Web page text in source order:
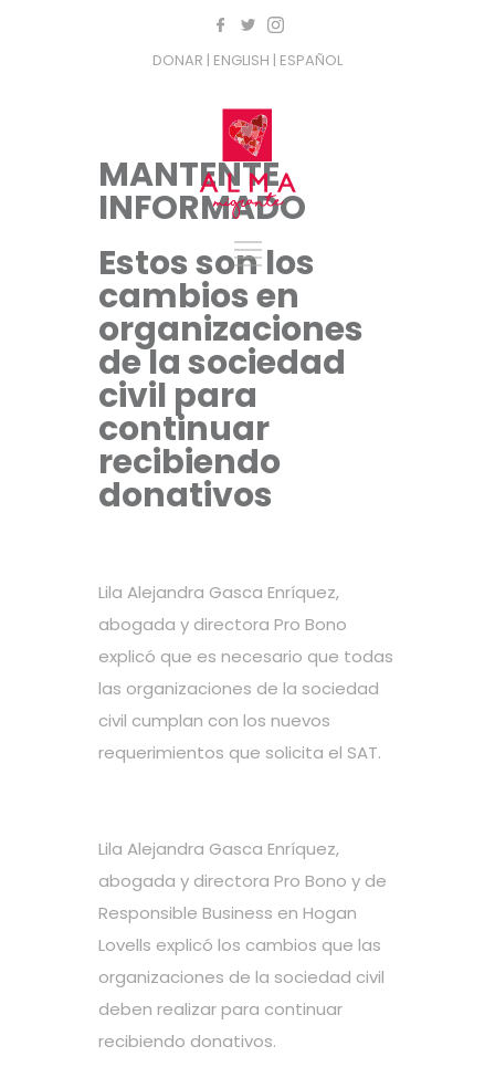
DONAR | ENGLISH | ESPAÑOL
MANTENTE
INFORMADO
Estos son los
cambios en
organizaciones
de la sociedad
civil para
continuar
recibiendo
donativos
Lila Alejandra Gasca Enríquez,
abogada y directora Pro Bono
explicó que es necesario que todas
las organizaciones de la sociedad
civil cumplan con los nuevos
requerimientos que solicita el SAT.
Lila Alejandra Gasca Enríquez,
abogada y directora Pro Bono y de
Responsible Business en Hogan
Lovells explicó los cambios que las
organizaciones de la sociedad civil
deben realizar para continuar
recibiendo donativos.